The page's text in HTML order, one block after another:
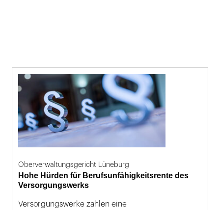
Oberverwaltungsgericht Lüneburg
Hohe Hürden für Berufsunfähigkeitsrente des
Versorgungswerks
Versorgungswerke zahlen eine